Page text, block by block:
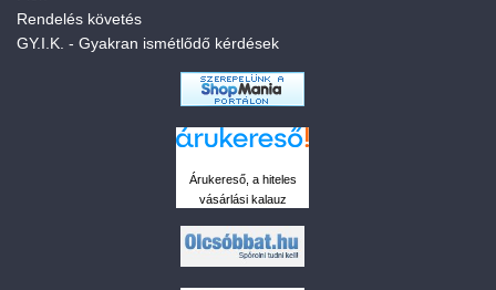
Rendelés követés
GY.I.K. - Gyakran ismétlődő kérdések
Árukereső, a hiteles
vásárlási kalauz